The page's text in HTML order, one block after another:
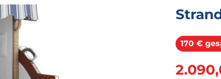
170 €